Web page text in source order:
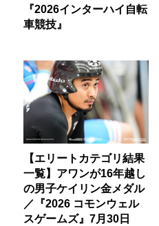
『2026インターハイ自転
車競技』
【エリートカテゴリ結果
一覧】アワンが16年越し
の男子ケイリン金メダル
／『2026 コモンウェル
スゲームズ』7月30日